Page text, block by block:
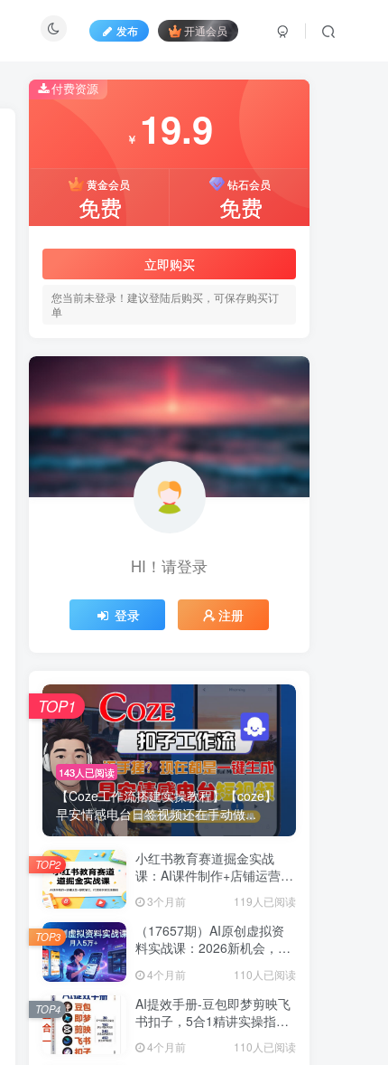
发布 开通会员
付费资源
￥ 19.9
黄金会员
免费
钻石会员
免费
立即购买
您当前未登录！建议登陆后购买，可保存购买订
单
HI！请登录
登录 注册
143人已阅读
【Coze工作流搭建实操教程】【coze】
早安情感电台日签视频还在手动做...
TOP1
小红书教育赛道掘金实战
课：AI课件制作+店铺运营
+爆款笔记，打通知识变现全
路径3个月前 119人已阅读
TOP2
（17657期）AI原创虚拟资
料实战课：2026新机会，小
轻松变现，月入5万+
4个月前 110人已阅读
TOP3
AI提效手册-豆包即梦剪映飞
书扣子，5合1精讲实操指
用4个月前 110人已阅读
TOP4